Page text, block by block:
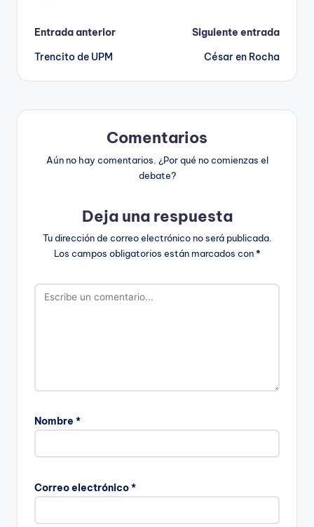
Navegación
de
Entrada anterior
Trencito de UPM
Siguiente entrada
César en Rocha
Comentarios
Aún no hay comentarios. ¿Por qué no comienzas el
debate?
Deja una respuesta
Tu dirección de correo electrónico no será publicada.
Los campos obligatorios están marcados con*
Nombre *
Correo electrónico*